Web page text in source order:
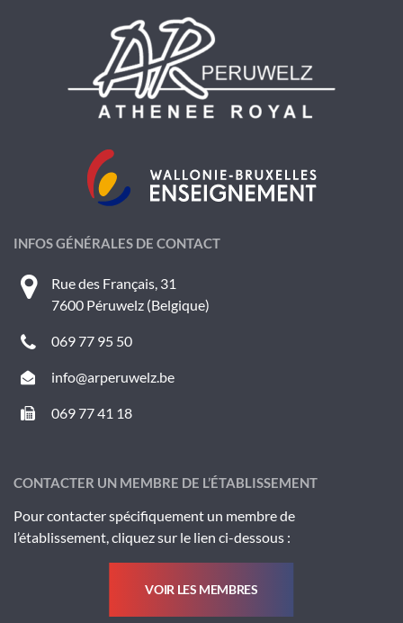
INFOS GÉNÉRALES DE CONTACT
Rue des Français, 31
7600 Péruwelz (Belgique)
069 77 95 50
info@arperuwelz.be
069 77 41 18
CONTACTER UN MEMBRE DE L’ÉTABLISSEMENT
Pour contacter spécifiquement un membre de
l’établissement, cliquez sur le lien ci-dessous :
VOIR LES MEMBRES